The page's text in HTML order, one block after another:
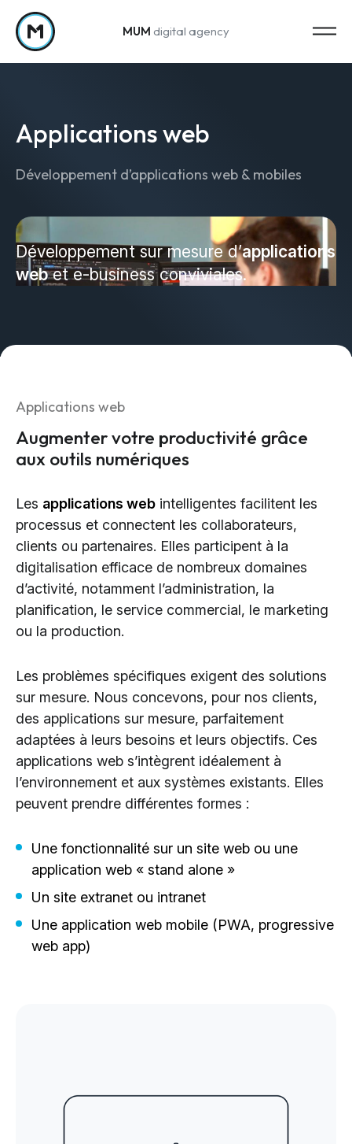
Passer au contenu
MUM digital agency
Strategy
Stratégie marketing
Web Analytics & Reporting
Création de contenu & storytelling
Marketing
Référencement (SEO/GEO)
Publicité en ligne (SEA/SMA)
Social Media Marketing (SMM)
Marketing par e-mail
Applications
Applications web
CMS - Systèmes de gestion de contenus
Cloud Services
Solutions IA
Applications web
Développement d’applications web & mobiles
Développement sur mesure d’applications
webet e-business conviviales.
Applications web
Augmenter votre productivité grâce
aux outils numériques
Les applications web intelligentes facilitent les
processus et connectent les collaborateurs,
clients ou partenaires. Elles participent à la
digitalisation efficace de nombreux domaines
d’activité, notamment l’administration, la
planification, le service commercial, le marketing
ou la production.
Les problèmes spécifiques exigent des solutions
sur mesure. Nous concevons, pour nos clients,
des applications sur mesure, parfaitement
adaptées à leurs besoins et leurs objectifs. Ces
applications web s’intègrent idéalement à
l’environnement et aux systèmes existants. Elles
peuvent prendre différentes formes :
Une fonctionnalité sur un site web ou une
application web « stand alone »
Un site extranet ou intranet
Une application web mobile (PWA, progressive
web app)